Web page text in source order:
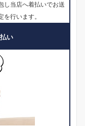
し当店へ着払いでお送
行います。
い